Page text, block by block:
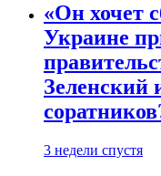
«Он хочет
Украине
Зеленский
3 недели спустя